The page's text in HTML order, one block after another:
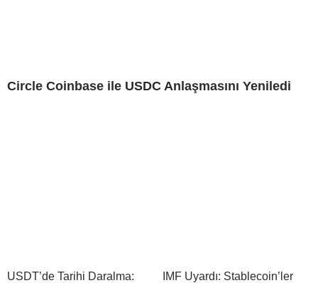
Circle Coinbase ile USDC Anlaşmasını Yeniledi
USDT’de Tarihi Daralma:
IMF Uyardı: Stablecoin’ler